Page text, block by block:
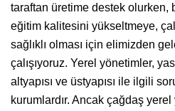
taraftan üretime destek olurken,
eğitim kalitesini yükseltmeye,
sağlıklı olması için elimizden
çalışıyoruz. Yerel yönetimler,
altyapısı ve üstyapısı ile ilgili
kurumlardır. Ancak çağdaş yerel